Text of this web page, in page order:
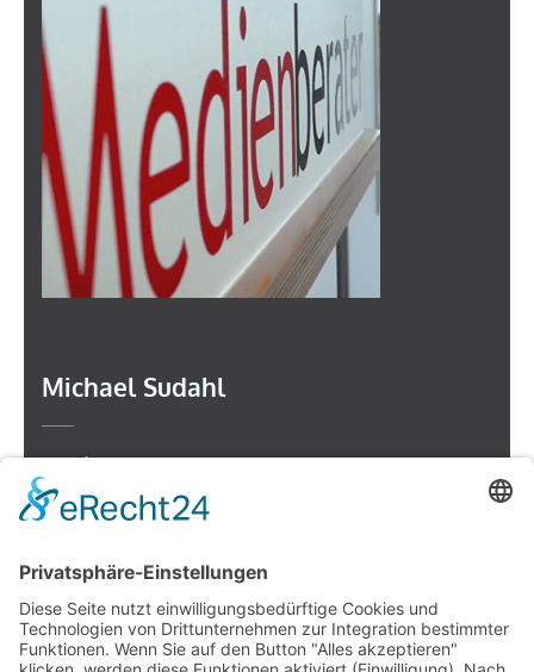
Michael Sudahl
Beethovenstr. 4
73614 Schorndorf
Telefon: 07181 477 9998
E-Mail: sudahl@der-medienberater.de
Leonhard Fromm